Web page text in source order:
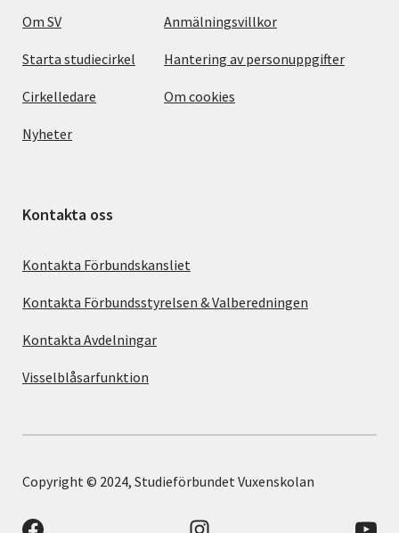
Om SV
Starta studiecirkel
Cirkelledare
Nyheter
Anmälningsvillkor
Hantering av personuppgifter
Om cookies
Kontakta oss
Kontakta Förbundskansliet
Kontakta Förbundsstyrelsen & Valberedningen
Kontakta Avdelningar
Visselblåsarfunktion
Copyright © 2024, Studieförbundet Vuxenskolan